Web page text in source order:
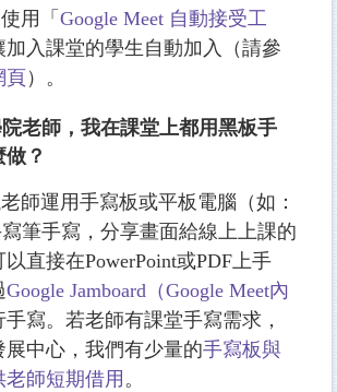
用「 Google Meet 自動接受工
加入課堂的學生自動加入（請參
頁 ）。
老師，我在課堂上都用黑板手
？
師運用手寫板或平板電腦（如：
筆手寫，分享畫面給線上上課的
直接在PowerPoint或PDF上手
Google Jamboard（Google Meet內
手寫。若老師有課堂手寫需求，
中心，我們有少量的手寫板與
師短期借用 。